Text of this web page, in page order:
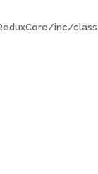
inc/